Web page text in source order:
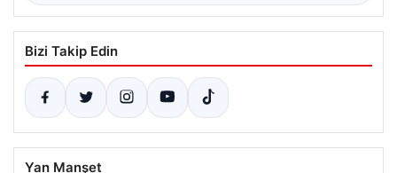
Bizi Takip Edin
Yan Manşet